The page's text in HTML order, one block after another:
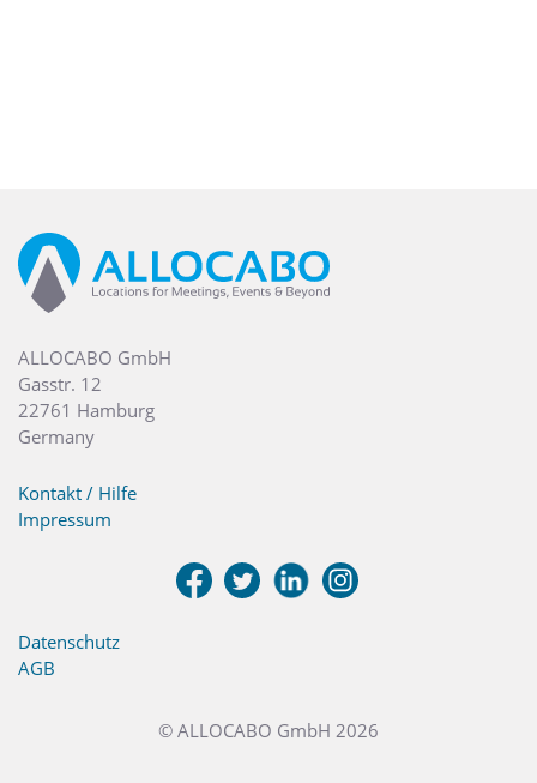
ALLOCABO GmbH
Gasstr. 12
22761 Hamburg
Germany
Kontakt / Hilfe
Impressum
Datenschutz
AGB
© ALLOCABO GmbH 2026